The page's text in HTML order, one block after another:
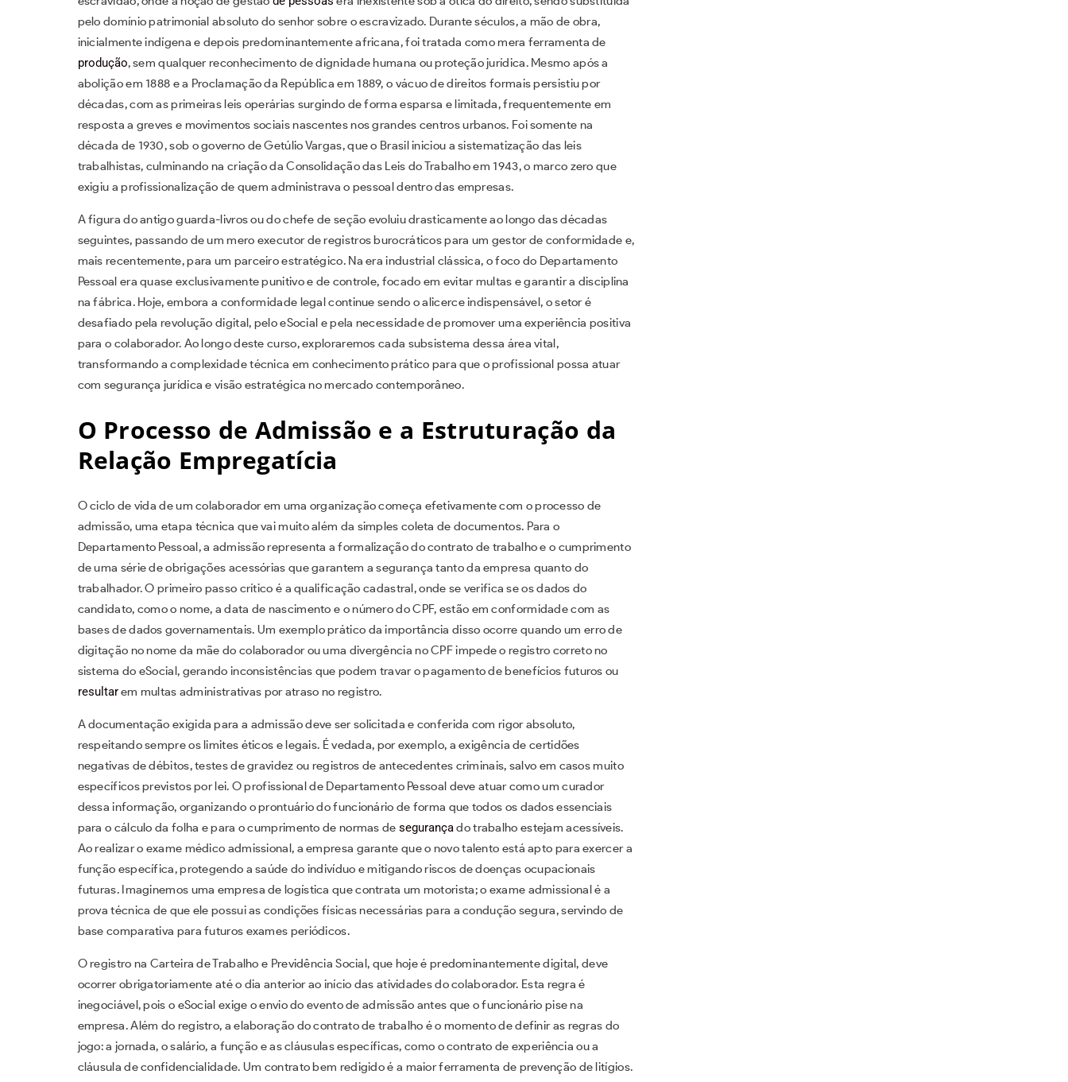
pelo domínio patrimonial absoluto do senhor sobre o escravizado. Durante séculos, a mão de obra,
inicialmente indígena e depois predominantemente africana, foi tratada como mera ferramenta de
produção, sem qualquer reconhecimento de dignidade humana ou proteção jurídica. Mesmo após a
abolição em 1888 e a Proclamação da República em 1889, o vácuo de direitos formais persistiu por
décadas, com as primeiras leis operárias surgindo de forma esparsa e limitada, frequentemente em
resposta a greves e movimentos sociais nascentes nos grandes centros urbanos. Foi somente na
década de 1930, sob o governo de Getúlio Vargas, que o Brasil iniciou a sistematização das leis
trabalhistas, culminando na criação da Consolidação das Leis do Trabalho em 1943, o marco zero que
exigiu a profissionalização de quem administrava o pessoal dentro das empresas.
A figura do antigo guarda-livros ou do chefe de seção evoluiu drasticamente ao longo das décadas
seguintes, passando de um mero executor de registros burocráticos para um gestor de conformidade e,
mais recentemente, para um parceiro estratégico. Na era industrial clássica, o foco do Departamento
Pessoal era quase exclusivamente punitivo e de controle, focado em evitar multas e garantir a disciplina
na fábrica. Hoje, embora a conformidade legal continue sendo o alicerce indispensável, o setor é
desafiado pela revolução digital, pelo eSocial e pela necessidade de promover uma experiência positiva
para o colaborador. Ao longo deste curso, exploraremos cada subsistema dessa área vital,
transformando a complexidade técnica em conhecimento prático para que o profissional possa atuar
com segurança jurídica e visão estratégica no mercado contemporâneo.
O Processo de Admissão e a Estruturação da
Relação Empregatícia
O ciclo de vida de um colaborador em uma organização começa efetivamente com o processo de
admissão, uma etapa técnica que vai muito além da simples coleta de documentos. Para o
Departamento Pessoal, a admissão representa a formalização do contrato de trabalho e o cumprimento
de uma série de obrigações acessórias que garantem a segurança tanto da empresa quanto do
trabalhador. O primeiro passo crítico é a qualificação cadastral, onde se verifica se os dados do
candidato, como o nome, a data de nascimento e o número do CPF, estão em conformidade com as
bases de dados governamentais. Um exemplo prático da importância disso ocorre quando um erro de
digitação no nome da mãe do colaborador ou uma divergência no CPF impede o registro correto no
sistema do eSocial, gerando inconsistências que podem travar o pagamento de benefícios futuros ou
resultarem multas administrativas por atraso no registro.
A documentação exigida para a admissão deve ser solicitada e conferida com rigor absoluto,
respeitando sempre os limites éticos e legais. É vedada, por exemplo, a exigência de certidões
negativas de débitos, testes de gravidez ou registros de antecedentes criminais, salvo em casos muito
específicos previstos por lei. O profissional de Departamento Pessoal deve atuar como um curador
dessa informação, organizando o prontuário do funcionário de forma que todos os dados essenciais
para o cálculo da folha e para o cumprimento de normas de segurançado trabalho estejam acessíveis.
Ao realizar o exame médico admissional, a empresa garante que o novo talento está apto para exercer a
função específica, protegendo a saúde do indivíduo e mitigando riscos de doenças ocupacionais
futuras. Imaginemos uma empresa de logística que contrata um motorista; o exame admissional é a
prova técnica de que ele possui as condições físicas necessárias para a condução segura, servindo de
base comparativa para futuros exames periódicos.
O registro na Carteira de Trabalho e Previdência Social, que hoje é predominantemente digital, deve
ocorrer obrigatoriamente até o dia anterior ao início das atividades do colaborador. Esta regra é
inegociável, pois o eSocial exige o envio do evento de admissão antes que o funcionário pise na
empresa. Além do registro, a elaboração do contrato de trabalho é o momento de definir as regras do
jogo: a jornada, o salário, a função e as cláusulas específicas, como o contrato de experiência ou a
cláusula de confidencialidade. Um contrato bem redigido é a maior ferramenta de prevenção de litígios.